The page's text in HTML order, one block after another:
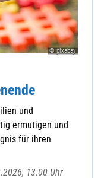
© pixabay
und
ermutigen und
für ihren
13.00 Uhr